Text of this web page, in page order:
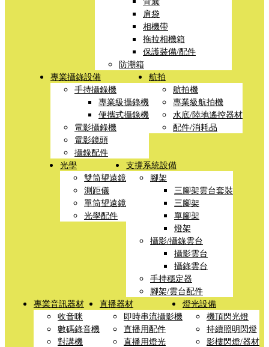
肩袋
相機帶
拖拉相機箱
保護裝備/配件
防潮箱
專業攝錄設備
手持攝錄機
專業級攝錄機
便攜式攝錄機
電影攝錄機
電影鏡頭
攝錄配件
航拍
航拍機
專業級航拍機
水底/陸地遙控器材
配件/消耗品
光學
雙筒望遠鏡
測距儀
單筒望遠鏡
光學配件
支撐系統設備
腳架
三腳架雲台套裝
三腳架
單腳架
燈架
攝影/攝錄雲台
攝影雲台
攝錄雲台
手持穩定器
腳架/雲台配件
專業音訊器材
收音咪
數碼錄音機
對講機
直播器材
即時串流攝影機
直播用配件
直播用燈光
燈光設備
機頂閃光燈
持續照明閃燈
影樓閃燈/器材